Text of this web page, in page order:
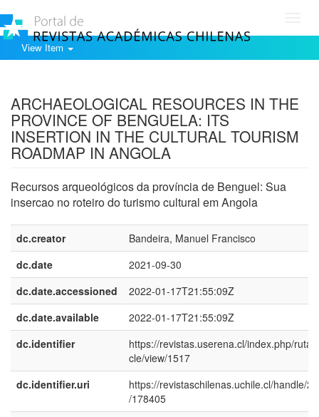
View Item
ARCHAEOLOGICAL RESOURCES IN THE
PROVINCE OF BENGUELA: ITS
INSERTION IN THE CULTURAL TOURISM
ROADMAP IN ANGOLA
Recursos arqueológicos da província de Benguel: Sua
insercao no roteiro do turismo cultural em Angola
dc.creator
Bandeira, Manuel Francisco
dc.date
2021-09-30
dc.date.accessioned
2022-01-17T21:55:09Z
dc.date.available
2022-01-17T21:55:09Z
dc.identifier
https://revistas.userena.cl/index.php/ruta/
cle/view/1517
dc.identifier.uri
https://revistaschilenas.uchile.cl/handle/
/178405